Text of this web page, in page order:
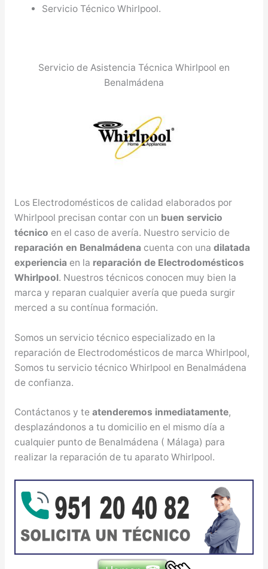
Servicio Técnico Whirlpool.
Servicio de Asistencia Técnica Whirlpool en
Benalmádena
Los Electrodomésticos de calidad elaborados por
Whirlpool precisan contar con un buen servicio
técnico en el caso de avería. Nuestro servicio de
reparación en Benalmádena cuenta con una dilatada
experiencia en la reparación de Electrodomésticos
Whirlpool. Nuestros técnicos conocen muy bien la
marca y reparan cualquier avería que pueda surgir
merced a su contínua formación.
Somos un servicio técnico especializado en la
reparación de Electrodomésticos de marca Whirlpool,
Somos tu servicio técnico Whirlpool en Benalmádena
de confianza.
Contáctanos y te atenderemos inmediatamente,
desplazándonos a tu domicilio en el mismo día a
cualquier punto de Benalmádena ( Málaga) para
realizar la reparación de tu aparato Whirlpool.